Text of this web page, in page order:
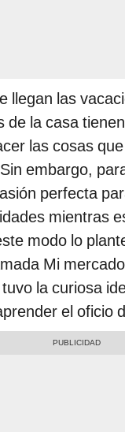
llegan las
de la casa
las cosas
embargo,
perfecta
mientras
modo lo
Mi
la curiosa
el oficio